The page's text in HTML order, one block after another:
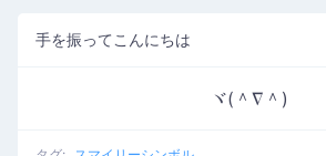
手を振ってこんにちは
ヾ(＾∇＾)